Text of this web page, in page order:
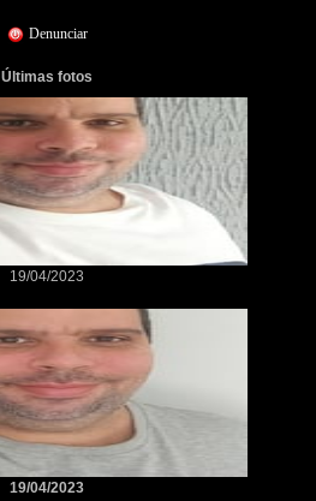
Denunciar
Últimas fotos
19/04/2023
19/04/2023